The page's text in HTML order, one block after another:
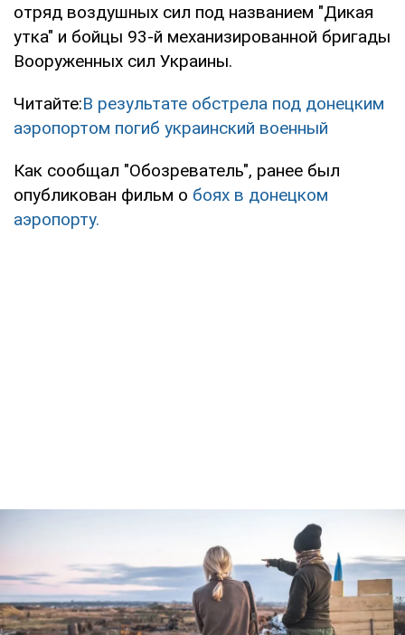
отряд воздушных сил под названием "Дикая
утка" и бойцы 93-й механизированной бригады
Вооруженных сил Украины.
Читайте:В результате обстрела под донецким
аэропортом погиб украинский военный
Как сообщал "Обозреватель", ранее был
опубликован фильм о боях в донецком
аэропорту.